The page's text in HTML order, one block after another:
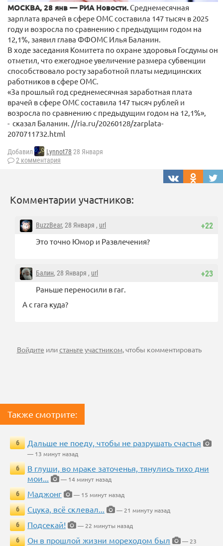
МОСКВА, 28 янв — РИА Новости. Среднемесячная
зарплата врачей в сфере ОМС составила 147 тысяч в 2025
году и возросла по сравнению с предыдущим годом на
12,1%, заявил глава ФФОМС Илья Баланин.
В ходе заседания Комитета по охране здоровья Госдумы он
отметил, что ежегодное увеличение размера субвенции
способствовало росту заработной платы медицинских
работников в сфере ОМС.
«За прошлый год среднемесячная заработная плата
врачей в сфере ОМС составила 147 тысяч рублей и
возросла по сравнению с предыдущим годом на 12,1%»,
- сказал Баланин. //ria.ru/20260128/zarplata-
2070711732.html
Добавил Lynnot78 28 Января
2 комментария
Комментарии участников:
+22
BuzzBear, 28 Января , url
Это точно Юмор и Развлечения?
+23
Балин, 28 Января , url
Раньше переносили в гаг.
А с гага куда?
Войдите илистаньте участником, чтобы комментировать
Также смотрите:
6 Дальше не поеду, чтобы не разрушать счастья
— 13 минут назад
6
В глуши, во мраке заточенья, тянулись тихо дни
мои...
— 14 минут назад
6
Маджонг
— 15 минут назад
6
Сцука, всё склевал...
— 21 минуту назад
6
Подсекай!
— 22 минуты назад
6
Он в прошлой жизни мореходом был
— 23